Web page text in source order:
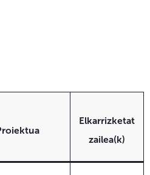
Elkarrizketat
zailea(k)